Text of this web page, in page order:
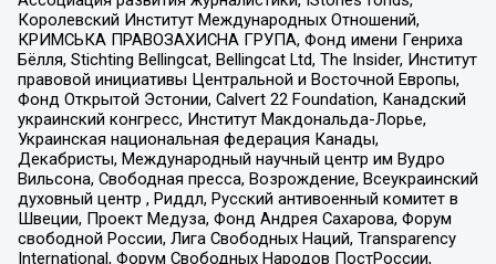
Королевский Институт Международных Отношений,
КРИМСЬКА ПРАВОЗАХИСНА ГРУПА, Фонд имени Генриха
Бёлля, Stichting Bellingcat, Bellingcat Ltd, The Insider, Институт
правовой инициативы Центральной и Восточной Европы,
Фонд Открытой Эстонии, Calvert 22 Foundation, Канадский
украинский конгресс, Институт Макдональда-Лорье,
Украинская национальная федерация Канады,
Декабристы, Международный научный центр им Вудро
Вильсона, Свободная пресса, Возрождение, Всеукраинский
духовный центр , Риддл, Русский антивоенный комитет в
Швеции, Проект Медуза, Фонд Андрея Сахарова, Форум
свободной России, Лига Свободных Наций, Transparеncy
International, Форум Свободных Народов ПостРоссии,